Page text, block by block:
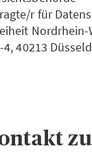
r für
Nordrhein-
4, 40213